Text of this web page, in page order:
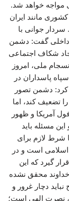
مواجه خواهد شد.
مانند ایران
سردار جوانی با
داخلی گفت: دشمن
شکاف اجتماعی
ملی، امروز
پاسداران در
کرد: دشمن تصور
تضعیف کند، اما
آمریکا و ظهور
مسئله باید
شرط لازم برای
است و در
گیرد که این
خداوند محقق نشده
دچار غرور و
نصرت الهی است؛